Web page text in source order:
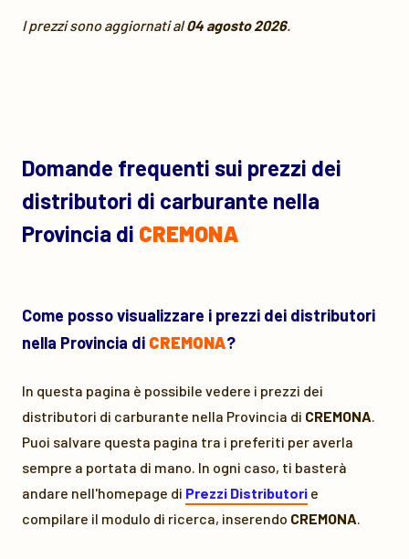
I prezzi sono aggiornati al04 agosto 2026.
Domande frequenti sui prezzi dei
distributori di carburante nella
Provincia di CREMONA
Come posso visualizzare i prezzi dei distributori
nella Provincia di CREMONA?
In questa pagina è possibile vedere i prezzi dei
distributori di carburante nella Provincia di CREMONA.
Puoi salvare questa pagina tra i preferiti per averla
sempre a portata di mano. In ogni caso, ti basterà
andare nell'homepage di Prezzi Distributori e
compilare il modulo di ricerca, inserendo CREMONA.